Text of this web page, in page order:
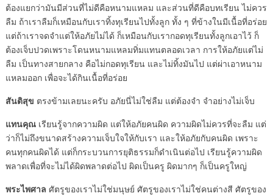
ต้องแยกว่ามันมีส่วนที่ไม่ดีคือหนามแหลม และส่วนที่ดีคือบทเรียน ไม่ควร
ลืม ถ้าเราลืมก็เหมือนกับเราทิ้งทุเรียนไปทั้งลูก ทั้ง ๆ ที่ข้างในมีเนื้อที่อร่อย
แต่ถ้าเราจดจำแต่ให้อภัยไม่ได้ ก็เหมือนกับเรากอดทุเรียนทั้งลูกเอาไว้ ก็
ต้องเจ็บปวดเพราะโดนหนามแหลมทิ่มแทนตลอดเวลา การให้อภัยแต่ไม่
ลืม เป็นทางสายกลาง คือไม่กอดทุเรียน และไม่ทิ้งมันไป แต่ผ่าเอาหนาม
แหลมออก เพื่อจะได้กินเนื้อที่อร่อย
สันติสุข ตรงข้ามเลยนะครับ อภัยนี่ไม่ใช่ลืม แต่ต้องจำ จำอย่างไม่เจ็บ
แทนคุณเรียนรู้จากความผิด แต่ให้อภัยคนผิด ความผิดไม่ควรที่จะลืม แต่
ว่าก็ไม่ถึงขนาดสร้างความเจ็บใจให้กับเรา และให้อภัยกับคนผิด เพราะ
คนทุกคนผิดได้ แต่ก็กระบวนการยุติธรรมก็ดำเนินต่อไป เรียนรู้ความผิด
พลาดเพื่อที่จะไม่ได้ผิดพลาดต่อไป ผิดเป็นครู ผิดมากๆ ก็เป็นครูใหญ่
พระไพศาล ศัตรูของเราไม่ใช่มนุษย์ ศัตรูของเราไม่ใช่คนต่างสี ศัตรูของ